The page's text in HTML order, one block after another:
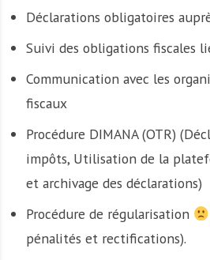
Déclarations obligatoires
Suivi des obligations fiscales
Communication avec les
fiscaux
Procédure DIMANA (OTR)
impôts, Utilisation de la
et archivage des déclarations)
Procédure de régularisation
pénalités et rectifications).